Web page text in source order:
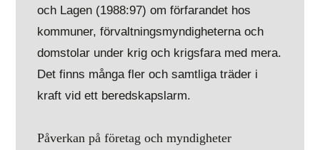
och Lagen (1988:97) om förfarandet hos
kommuner, förvaltningsmyndigheterna och
domstolar under krig och krigsfara med mera.
Det finns många fler och samtliga träder i
kraft vid ett beredskapslarm.
Påverkan på företag och myndigheter